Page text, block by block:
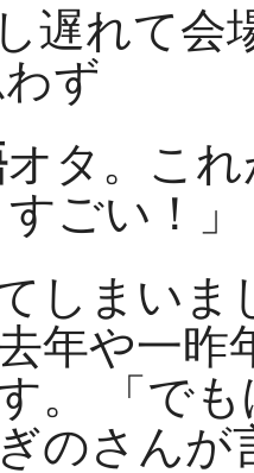
遅れて会
ず
オタ。こ
ごい！」
しまい
年や一昨
。 「で
のさんが